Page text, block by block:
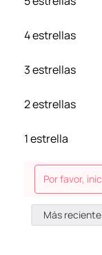
4 estrellas
3 estrellas
2 estrellas
1 estrella
Por favor,
Más reciente